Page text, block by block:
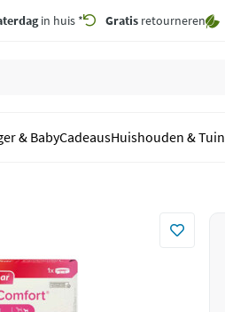
in huis * Gratis retourneren
& BabyCadeausHuishouden & Tuin